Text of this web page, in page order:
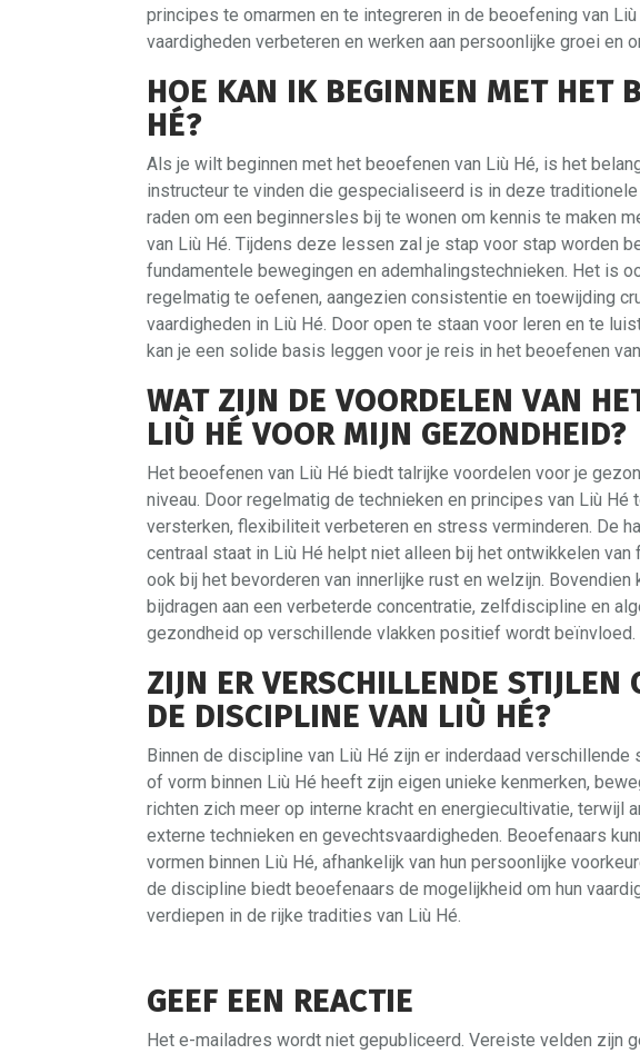
principes te omarmen en te integreren in de beoefening van
vaardigheden verbeteren en werken aan persoonlijke groei en
HOE KAN IK BEGINNEN MET HET
HÉ?
Als je wilt beginnen met het beoefenen van Liù Hé, is het
instructeur te vinden die gespecialiseerd is in deze
raden om een beginnersles bij te wonen om kennis te maken
van Liù Hé. Tijdens deze lessen zal je stap voor stap worden
fundamentele bewegingen en ademhalingstechnieken. Het is
regelmatig te oefenen, aangezien consistentie en toewijding
vaardigheden in Liù Hé. Door open te staan voor leren en te
kan je een solide basis leggen voor je reis in het beoefenen
WAT ZIJN DE VOORDELEN VAN
LIÙ HÉ VOOR MIJN GEZONDHEID?
Het beoefenen van Liù Hé biedt talrijke voordelen voor je
niveau. Door regelmatig de technieken en principes van Liù Hé
versterken, flexibiliteit verbeteren en stress verminderen. De
centraal staat in Liù Hé helpt niet alleen bij het ontwikkelen
ook bij het bevorderen van innerlijke rust en welzijn. Bovendien
bijdragen aan een verbeterde concentratie, zelfdiscipline en
gezondheid op verschillende vlakken positief wordt beïnvloed.
ZIJN ER VERSCHILLENDE STIJLEN
DE DISCIPLINE VAN LIÙ HÉ?
Binnen de discipline van Liù Hé zijn er inderdaad verschillende
of vorm binnen Liù Hé heeft zijn eigen unieke kenmerken,
richten zich meer op interne kracht en energiecultivatie, terwijl
externe technieken en gevechtsvaardigheden. Beoefenaars
vormen binnen Liù Hé, afhankelijk van hun persoonlijke
de discipline biedt beoefenaars de mogelijkheid om hun
verdiepen in de rijke tradities van Liù Hé.
GEEF EEN REACTIE
Het e-mailadres wordt niet gepubliceerd. Vereiste velden zijn